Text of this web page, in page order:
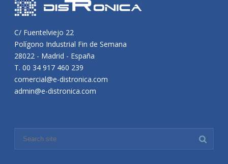
C/ Fuentelviejo 22
Polígono Industrial Fin de Semana
28022 - Madrid - España
T. 00 34 917 460 239
comercial@e-distronica.com
admin@e-distronica.com